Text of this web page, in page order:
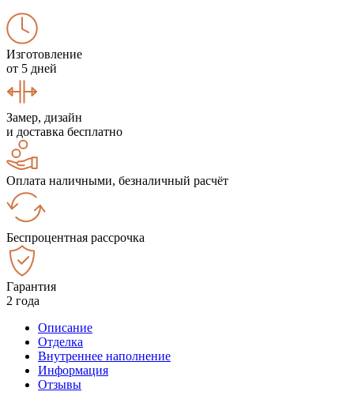
Изготовление
от 5 дней
Замер, дизайн
и доставка бесплатно
Оплата наличными, безналичный расчёт
Беспроцентная рассрочка
Гарантия
2 года
Описание
Отделка
Внутреннее наполнение
Информация
Отзывы